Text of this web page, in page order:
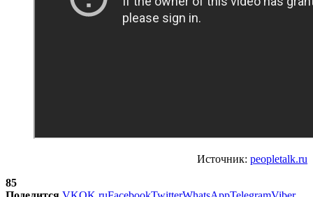
Источник: peopletalk.ru
85